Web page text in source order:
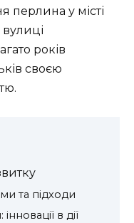
перлина у місті
років
своєю
та підходи
в дії